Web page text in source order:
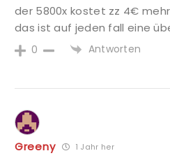
der 5800x kostet zz 4€
das ist auf jeden fall eine
0 Antworten
Greeny 1 Jahr her